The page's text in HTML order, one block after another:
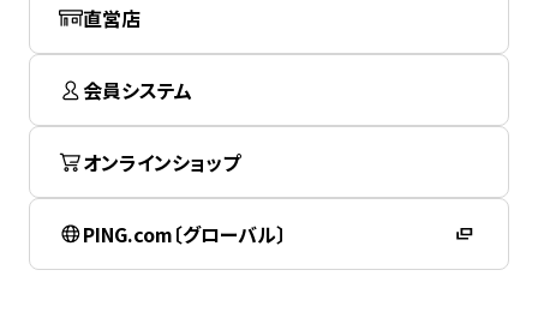
直営店
会員システム
オンラインショップ
PING.com〔グローバル〕